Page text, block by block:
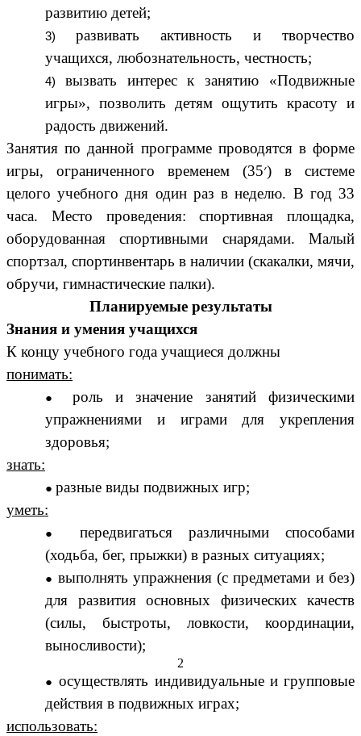
развитию детей;
развивать активность и творчество
учащихся, любознательность, честность;
вызвать интерес к занятию «Подвижные
игры», позволить детям ощутить красоту и
радость движений.
Занятия по данной программе проводятся в форме
игры, ограниченного временем (35׳) в системе
целого учебного дня один раз в неделю. В год 33
часа. Место проведения: спортивная площадка,
оборудованная спортивными снарядами. Малый
спортзал, спортинвентарь в наличии (скакалки, мячи,
обручи, гимнастические палки).
Планируемые результаты
Знания и умения учащихся
К концу учебного года учащиеся должны
понимать:
роль и значение занятий физическими
упражнениями и играми для укрепления
здоровья;
знать:
разные виды подвижных игр;
уметь:
передвигаться различными способами
(ходьба, бег, прыжки) в разных ситуациях;
выполнять упражнения (с предметами и без)
для развития основных физических качеств
(силы, быстроты, ловкости, координации,
выносливости);
2
осуществлять индивидуальные и групповые
действия в подвижных играх;
использовать: